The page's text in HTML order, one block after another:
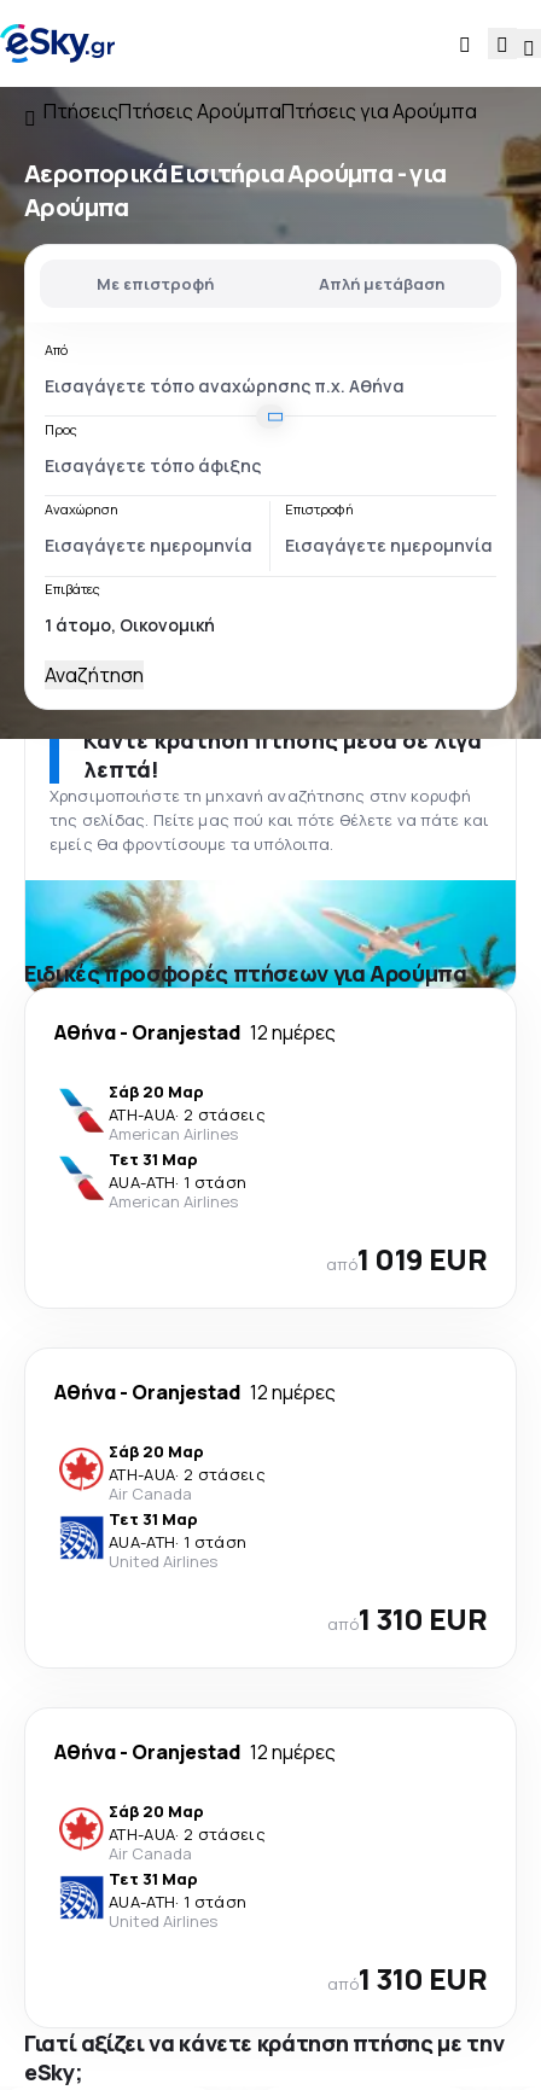
ΠτήσειςΠτήσεις ΑρούμπαΠτήσεις για Αρούμπα
Αεροπορικά ΕισιτήριαΑρούμπα - για
Αρούμπα
Με επιστροφή Απλή μετάβαση
Από
Προς
Αναχώρηση Επιστροφή
Επιβάτες
Αναζήτηση
Κάντε κράτηση πτήσης μέσα σε λίγα
λεπτά!
Χρησιμοποιήστε τη μηχανή αναζήτησης στην κορυφή
της σελίδας. Πείτε μας πού και πότε θέλετε να πάτε και
εμείς θα φροντίσουμε τα υπόλοιπα.
Ειδικές προσφορές πτήσεων για Αρούμπα
Αθήνα- Oranjestad 12 ημέρες
Σάβ 20 Μαρ
ATH-AUA· 2 στάσεις
American Airlines
Τετ 31 Μαρ
AUA-ATH· 1 στάση
American Airlines
από1 019 EUR
Αθήνα- Oranjestad 12 ημέρες
Σάβ 20 Μαρ
ATH-AUA· 2 στάσεις
Air Canada
Τετ 31 Μαρ
AUA-ATH· 1 στάση
United Airlines
από1 310 EUR
Αθήνα- Oranjestad 12 ημέρες
Σάβ 20 Μαρ
ATH-AUA· 2 στάσεις
Air Canada
Τετ 31 Μαρ
AUA-ATH· 1 στάση
United Airlines
από1 310 EUR
Γιατί αξίζει να κάνετε κράτηση πτήσης με την
eSky;